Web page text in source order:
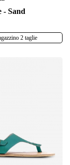
- Sand
2 taglie